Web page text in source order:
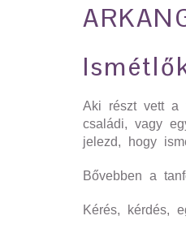
Aki részt vett a
családi, vagy
jelezd, hogy
Bővebben a
Kérés, kérdés,